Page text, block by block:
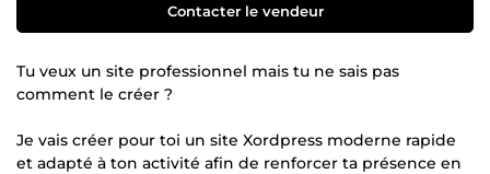
Contacter le vendeur
Tu veux un site professionnel mais tu ne sais pas
comment le créer ?
Je vais créer pour toi un site Xordpress moderne rapide
et adapté à ton activité afin de renforcer ta présence en